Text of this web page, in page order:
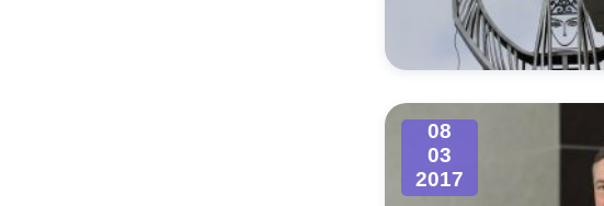
08
03
2017